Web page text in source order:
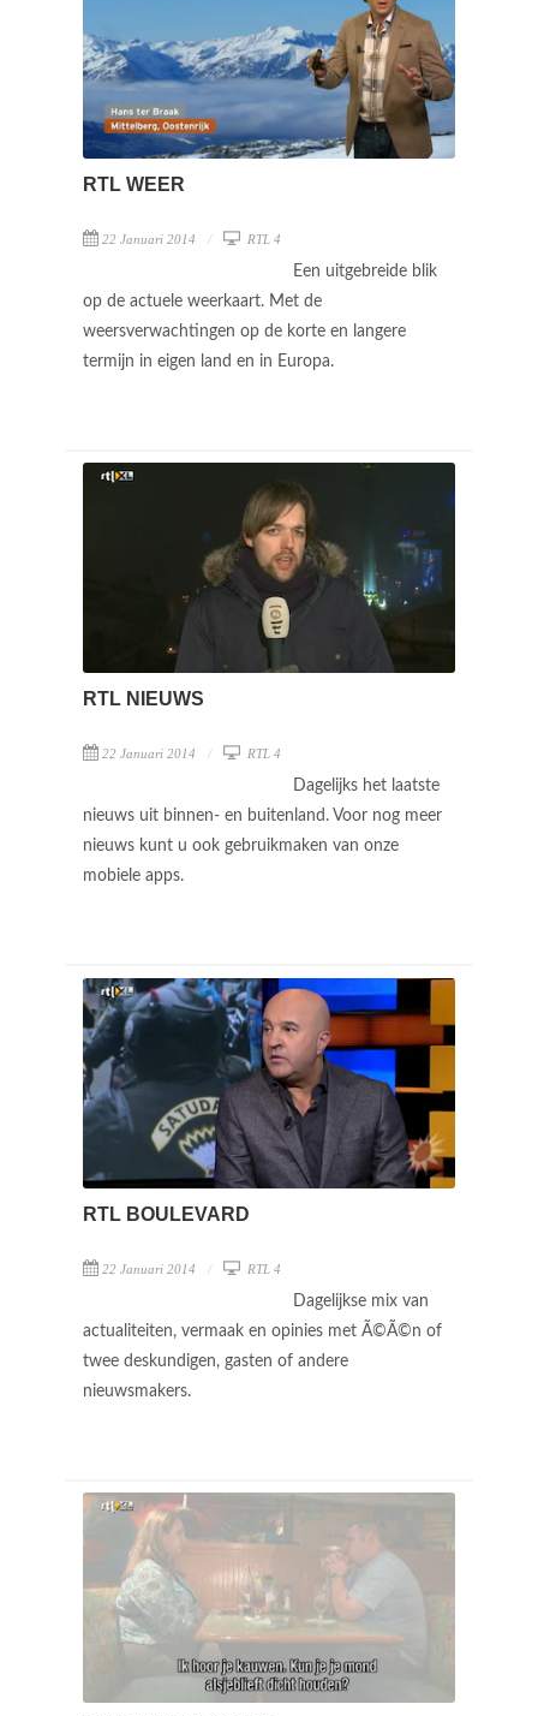
RTL WEER
22 Januari 2014 RTL 4
Een uitgebreide blik
op de actuele weerkaart. Met de
weersverwachtingen op de korte en langere
termijn in eigen land en in Europa.
RTL NIEUWS
22 Januari 2014 RTL 4
Dagelijks het laatste
nieuws uit binnen- en buitenland. Voor nog meer
nieuws kunt u ook gebruikmaken van onze
mobiele apps.
RTL BOULEVARD
22 Januari 2014 RTL 4
Dagelijkse mix van
actualiteiten, vermaak en opinies met Ã©Ã©n of
twee deskundigen, gasten of andere
nieuwsmakers.